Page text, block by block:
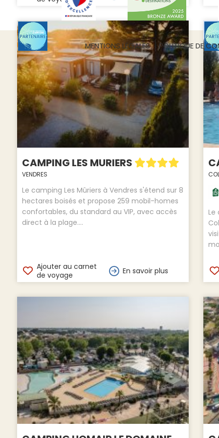
CAMPING LES MURIERS
VENDRES
Le camping Les Mûriers à Vendres s'étend sur 8
hectares boisés et propose 259 mobil-homes
confortables, du standard au VIP, avec accès
direct à la plage....
Ajouter au carnet
de voyage
En savoir plus
Le
MENTIONS LÉGALES POLITIQUE DE